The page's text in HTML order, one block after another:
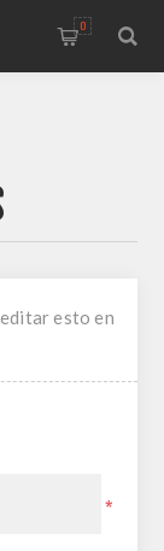
0
esto en
*